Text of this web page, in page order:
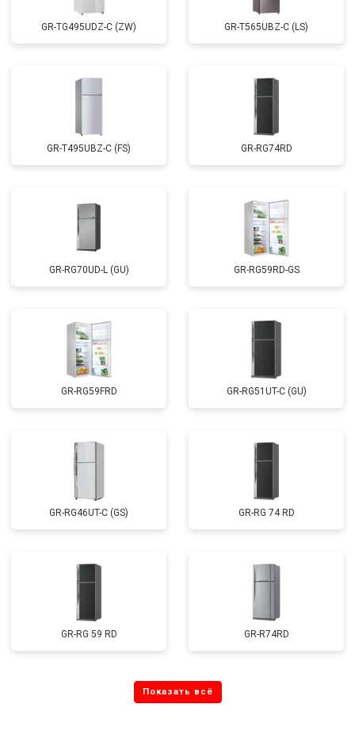
GR-TG495UDZ-C (ZW) GR-T565UBZ-C (LS)
GR-T495UBZ-C (FS) GR-RG74RD
GR-RG70UD-L (GU) GR-RG59RD-GS
GR-RG59FRD GR-RG51UT-C (GU)
GR-RG46UT-C (GS) GR-RG 74 RD
GR-RG 59 RD GR-R74RD